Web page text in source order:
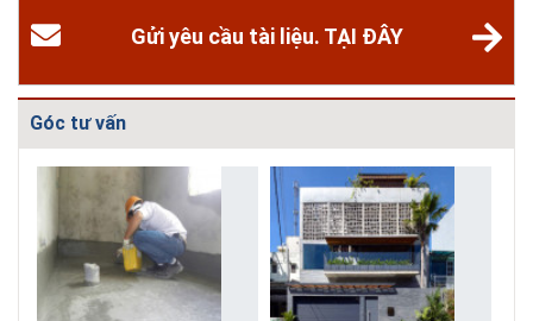
Gửi yêu cầu tài liệu. TẠI ĐÂY
Góc tư vấn